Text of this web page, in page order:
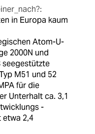
in Europa kaum
Atom-U-
2000N und
seegestützte
M51 und 52
für die
Unterhalt ca. 3,1
-
etwa 2,4